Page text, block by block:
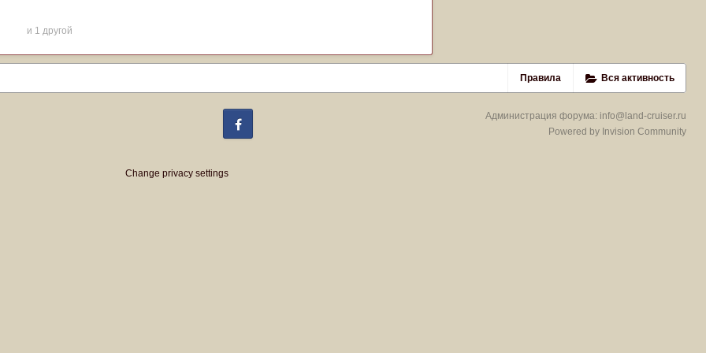
и 1 другой
Правила Вся активность
Администрация форума: info@land-cruiser.ru
Powered by Invision Community
Change privacy settings